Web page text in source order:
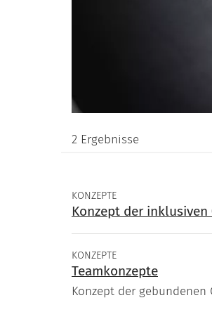
2 Ergebnisse
KONZEPTE
Konzept der
KONZEPTE
Teamkonzepte
Konzept der gebundenen